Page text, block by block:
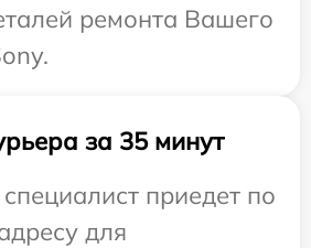
ремонта Вашего
за 35 минут
приедет по
для